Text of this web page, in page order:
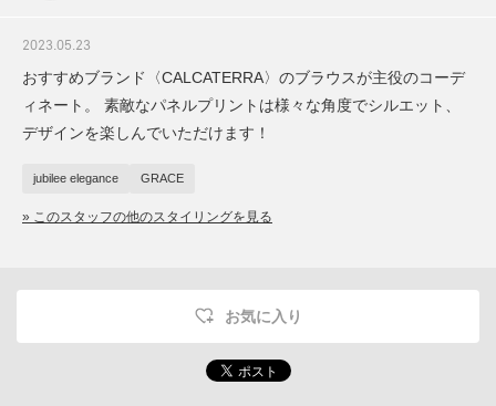
2023.05.23
おすすめブランド〈CALCATERRA〉のブラウスが主役のコーデ
ィネート。 素敵なパネルプリントは様々な角度でシルエット、
デザインを楽しんでいただけます！
jubilee elegance GRACE
» このスタッフの他のスタイリングを見る
お気に入り